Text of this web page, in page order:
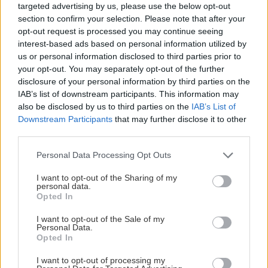
targeted advertising by us, please use the below opt-out
section to confirm your selection. Please note that after your
opt-out request is processed you may continue seeing
interest-based ads based on personal information utilized by
us or personal information disclosed to third parties prior to
your opt-out. You may separately opt-out of the further
disclosure of your personal information by third parties on the
IAB’s list of downstream participants. This information may
also be disclosed by us to third parties on the IAB’s List of
Downstream Participants that may further disclose it to other
Please note that this website/app uses one or more Google
not limited to your visit or usage behaviour. You may click to
grant or deny consent to Google and its third-party tags to
use your data for below specified purposes in below Google
consent section.
Personal Data Processing Opt Outs
I want to opt-out of the Sharing of my
personal data.
Opted In
I want to opt-out of the Sale of my
Personal Data.
Opted In
I want to opt-out of processing my
vysaďte na miesta, na
ktoré slnko svieti celý
deň
krások, ktoré rozžiaria
vašu záhradu
Môže aspirín zachrániť
ochabnuté izbové
rastliny? Pravda vás
možno prekvapí
Júlový reštart uhoriek
nakladačiek: Ako ich
podporiť k druhej vlne
CHALUPA